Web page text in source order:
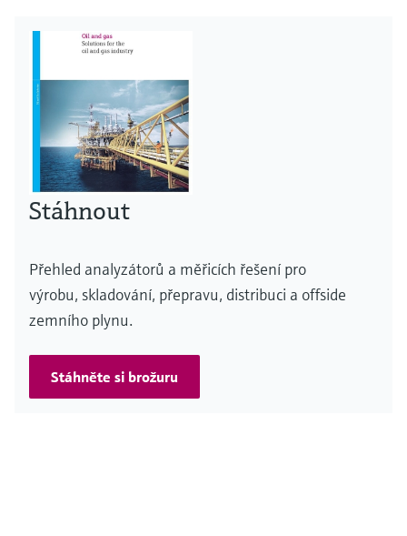
Stáhnout
Přehled analyzátorů a měřicích řešení pro
výrobu, skladování, přepravu, distribuci a offside
zemního plynu.
Stáhněte si brožuru